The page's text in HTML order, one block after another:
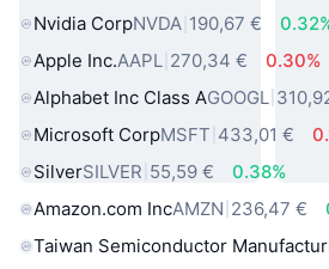
Nvidia CorpNVDA 190,67 €
Apple Inc.AAPL 270,34 €
0.30%
Alphabet Inc Class AGOOGL
Microsoft CorpMSFT 433,01 €
SilverSILVER 55,59 €
0.38%
Amazon.com IncAMZN 236,47 €
Taiwan Semiconductor